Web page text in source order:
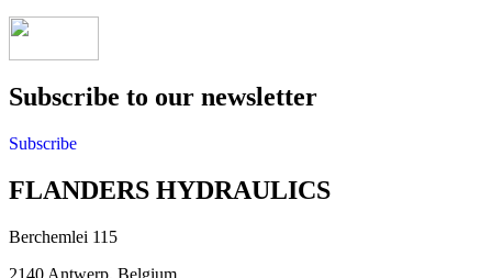
Subscribe to our newsletter
Subscribe
FLANDERS HYDRAULICS
Berchemlei 115
2140 Antwerp, Belgium